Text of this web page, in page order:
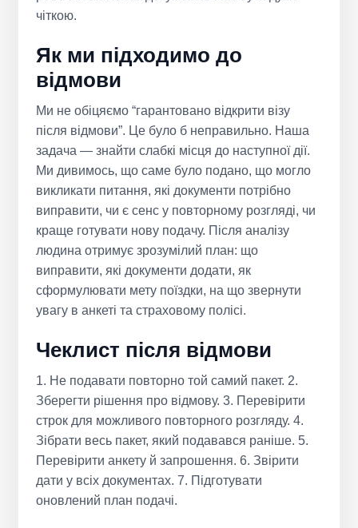
чіткою.
Як ми підходимо до
відмови
Ми не обіцяємо “гарантовано відкрити візу
після відмови”. Це було б неправильно. Наша
задача — знайти слабкі місця до наступної дії.
Ми дивимось, що саме було подано, що могло
викликати питання, які документи потрібно
виправити, чи є сенс у повторному розгляді, чи
краще готувати нову подачу. Після аналізу
людина отримує зрозумілий план: що
виправити, які документи додати, як
сформулювати мету поїздки, на що звернути
увагу в анкеті та страховому полісі.
Чеклист після відмови
1. Не подавати повторно той самий пакет. 2.
Зберегти рішення про відмову. 3. Перевірити
строк для можливого повторного розгляду. 4.
Зібрати весь пакет, який подавався раніше. 5.
Перевірити анкету й запрошення. 6. Звірити
дати у всіх документах. 7. Підготувати
оновлений план подачі.